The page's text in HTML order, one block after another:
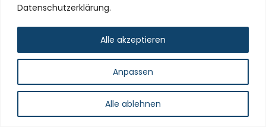
Datenschutzerklärung.
Anpassen
Alle ablehnen
Alle akzeptieren
Datenschutz